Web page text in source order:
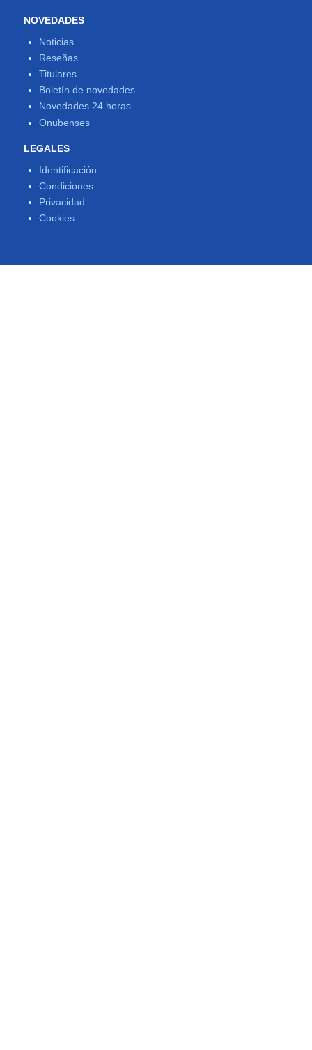
NOVEDADES
Noticias
Reseñas
Titulares
Boletín de novedades
Novedades 24 horas
Onubenses
LEGALES
Identificación
Condiciones
Privacidad
Cookies